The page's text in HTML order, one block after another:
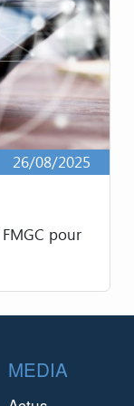
26/08/2025
pour
MEDIA